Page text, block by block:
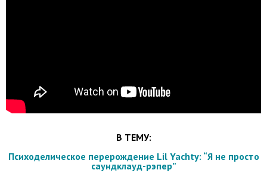
В ТЕМУ:
Психоделическое перерождение Lil Yachty: “Я не просто
саундклауд-рэпер”